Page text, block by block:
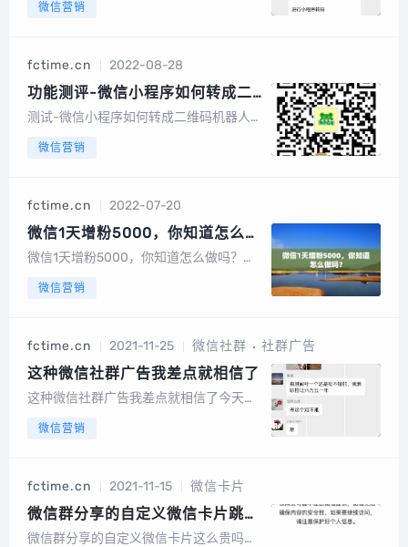
信好友和微信群的传播形式,无法分享到微
再分享给好友，也无法分享到微信以外...
微信营销
fctime.cn 2022-08-28
功能测评-微信小程序如何转成二
维码机器人
测试-微信小程序如何转成二维码机器人
到小程序的二维码，于是测试下网上能用
提示加机器人为微信好友；2、然后直接
发送...
微信营销
fctime.cn 2022-07-20
微信1天增粉5000，你知道怎么做
吗？
微信1天增粉5000，你知道怎么做吗？为
你不努力工作是......你的粉丝群还不够大
的客户，你可以赚...
微信营销
fctime.cn 2021-11-25 微信社群 社群广告
这种微信社群广告我差点就相信了
这种微信社群广告我差点就相信了今天在
额。看完才想起，这套路好像发了很多回
我考过了还有几本书对我没什么用了，扔
了可惜有...
微信营销
fctime.cn 2021-11-15 微信卡片
微信群分享的自定义微信卡片跳转
链接这么贵吗？
微信群分享的自定义微信卡片这么贵吗？